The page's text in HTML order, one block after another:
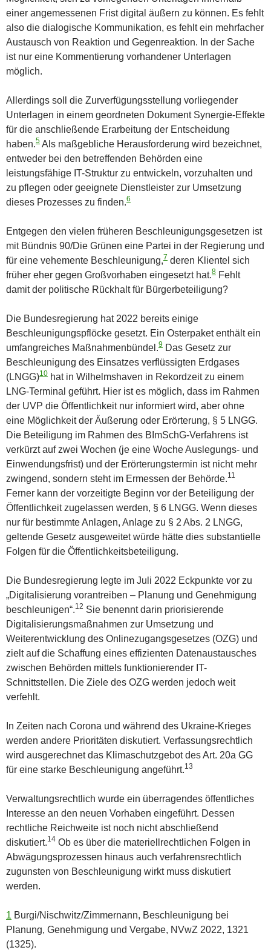
einer angemessenen Frist digital äußern zu können. Es fehlt
also die dialogische Kommunikation, es fehlt ein mehrfacher
Austausch von Reaktion und Gegenreaktion. In der Sache
ist nur eine Kommentierung vorhandener Unterlagen
möglich.
Allerdings soll die Zurverfügungsstellung vorliegender
Unterlagen in einem geordneten Dokument Synergie-Effekte
für die anschließende Erarbeitung der Entscheidung
haben.5 Als maßgebliche Herausforderung wird bezeichnet,
entweder bei den betreffenden Behörden eine
leistungsfähige IT-Struktur zu entwickeln, vorzuhalten und
zu pflegen oder geeignete Dienstleister zur Umsetzung
dieses Prozesses zu finden.6
Entgegen den vielen früheren Beschleunigungsgesetzen ist
mit Bündnis 90/Die Grünen eine Partei in der Regierung und
für eine vehemente Beschleunigung,7 deren Klientel sich
früher eher gegen Großvorhaben eingesetzt hat.8 Fehlt
damit der politische Rückhalt für Bürgerbeteiligung?
Die Bundesregierung hat 2022 bereits einige
Beschleunigungspflöcke gesetzt. Ein Osterpaket enthält ein
umfangreiches Maßnahmenbündel.9 Das Gesetz zur
Beschleunigung des Einsatzes verflüssigten Erdgases
(LNGG)10 hat in Wilhelmshaven in Rekordzeit zu einem
LNG-Terminal geführt. Hier ist es möglich, dass im Rahmen
der UVP die Öffentlichkeit nur informiert wird, aber ohne
eine Möglichkeit der Äußerung oder Erörterung, § 5 LNGG.
Die Beteiligung im Rahmen des BImSchG-Verfahrens ist
verkürzt auf zwei Wochen (je eine Woche Auslegungs- und
Einwendungsfrist) und der Erörterungstermin ist nicht mehr
zwingend, sondern steht im Ermessen der Behörde.11
Ferner kann der vorzeitigte Beginn vor der Beteiligung der
Öffentlichkeit zugelassen werden, § 6 LNGG. Wenn dieses
nur für bestimmte Anlagen, Anlage zu § 2 Abs. 2 LNGG,
geltende Gesetz ausgeweitet würde hätte dies substantielle
Folgen für die Öffentlichkeitsbeteiligung.
Die Bundesregierung legte im Juli 2022 Eckpunkte vor zu
„Digitalisierung vorantreiben – Planung und Genehmigung
beschleunigen“.12 Sie benennt darin priorisierende
Digitalisierungsmaßnahmen zur Umsetzung und
Weiterentwicklung des Onlinezugangsgesetzes (OZG) und
zielt auf die Schaffung eines effizienten Datenaustausches
zwischen Behörden mittels funktionierender IT-
Schnittstellen. Die Ziele des OZG werden jedoch weit
verfehlt.
In Zeiten nach Corona und während des Ukraine-Krieges
werden andere Prioritäten diskutiert. Verfassungsrechtlich
wird ausgerechnet das Klimaschutzgebot des Art. 20a GG
für eine starke Beschleunigung angeführt.13
Verwaltungsrechtlich wurde ein überragendes öffentliches
Interesse an den neuen Vorhaben eingeführt. Dessen
rechtliche Reichweite ist noch nicht abschließend
diskutiert.14 Ob es über die materiellrechtlichen Folgen in
Abwägungsprozessen hinaus auch verfahrensrechtlich
zugunsten von Beschleunigung wirkt muss diskutiert
werden.
1 Burgi/Nischwitz/Zimmernann, Beschleunigung bei
Planung, Genehmigung und Vergabe, NVwZ 2022, 1321
(1325).